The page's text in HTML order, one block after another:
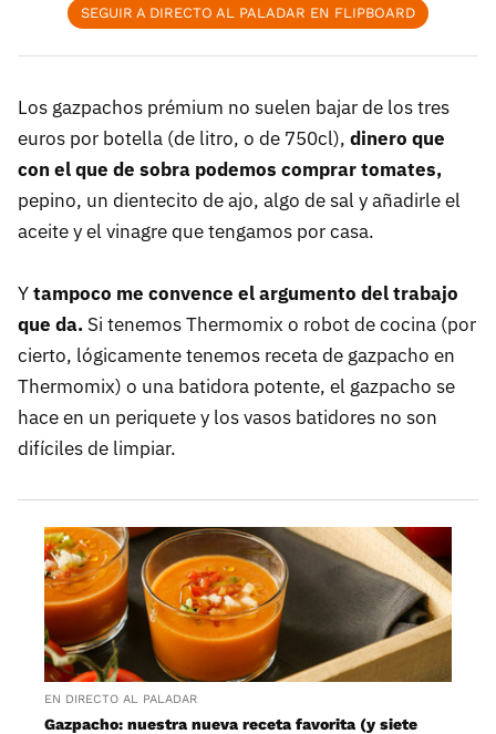
SEGUIR A DIRECTO AL PALADAR EN FLIPBOARD
Los gazpachos prémium no suelen bajar de los tres
euros por botella (de litro, o de 750cl), dinero que
con el que de sobra podemos comprar tomates,
pepino, un dientecito de ajo, algo de sal y añadirle el
aceite y el vinagre que tengamos por casa.
Ytampoco me convence el argumento del trabajo
que da. Si tenemos Thermomix o robot de cocina (por
cierto, lógicamente tenemos receta de gazpacho en
Thermomix) o una batidora potente, el gazpacho se
hace en un periquete y los vasos batidores no son
difíciles de limpiar.
EN DIRECTO AL PALADAR
Gazpacho: nuestra nueva receta favorita (y siete